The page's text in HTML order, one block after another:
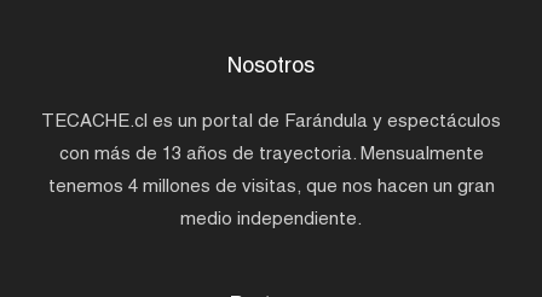
Nosotros
TECACHE.cl es un portal de Farándula y espectáculos
con más de 13 años de trayectoria. Mensualmente
tenemos 4 millones de visitas, que nos hacen un gran
medio independiente.